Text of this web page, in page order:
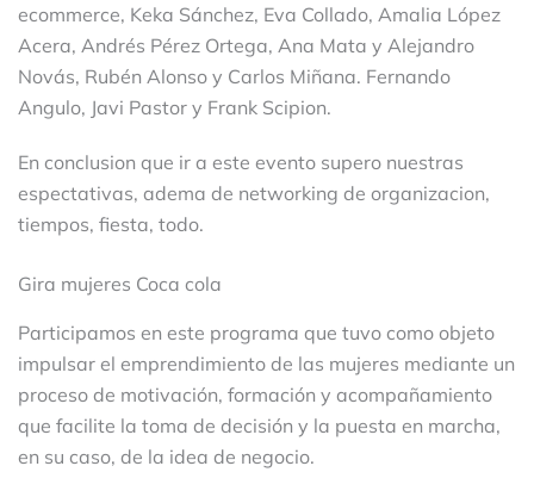
ecommerce, Keka Sánchez, Eva Collado, Amalia López
Acera, Andrés Pérez Ortega, Ana Mata y Alejandro
Novás, Rubén Alonso y Carlos Miñana. Fernando
Angulo, Javi Pastor y Frank Scipion.
En conclusion que ir a este evento supero nuestras
espectativas, adema de networking de organizacion,
tiempos, fiesta, todo.
Gira mujeres Coca cola
Participamos en este programa que tuvo como objeto
impulsar el emprendimiento de las mujeres mediante un
proceso de motivación, formación y acompañamiento
que facilite la toma de decisión y la puesta en marcha,
en su caso, de la idea de negocio.